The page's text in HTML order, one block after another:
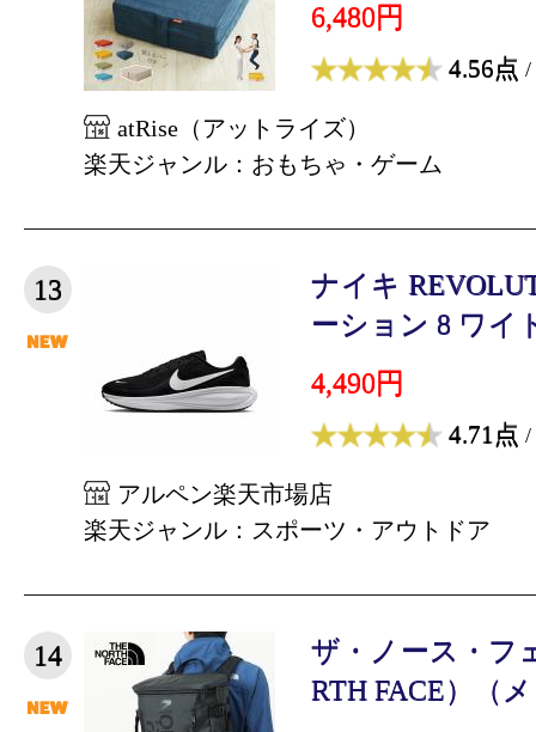
6,480円
4.56点 /
atRise（アットライズ）
楽天ジャンル：おもちゃ・ゲーム
13
ナイキ
ーション 8 ワイ
4,490円
4.71点 /
アルペン楽天市場店
楽天ジャンル：スポーツ・アウトドア
14
ザ・ノース・フ
RTH FACE）（